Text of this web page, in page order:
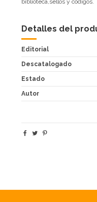
biblioteca,sellos y códigos.
Detalles del
Editorial
Descatalogado
Estado
Autor